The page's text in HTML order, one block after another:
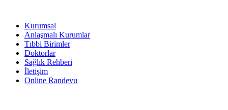
Kurumsal
Anlaşmalı Kurumlar
Tıbbi Birimler
Doktorlar
Sağlık Rehberi
İletişim
Online Randevu